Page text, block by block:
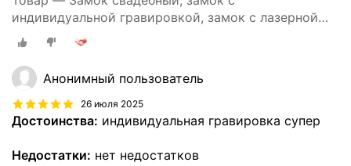
индивидуальной гравировкой, замок с лазерной
гравировкой
Анонимный пользователь
26 июля 2025
Достоинства: индивидуальная гравировка супер
Недостатки: нет недостатков